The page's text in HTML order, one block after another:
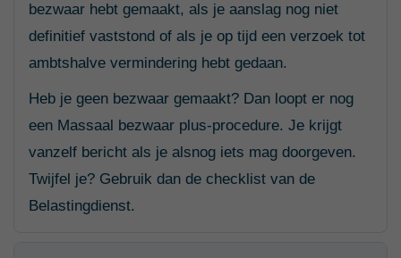
bezwaar hebt gemaakt, als je aanslag nog niet
definitief vaststond of als je op tijd een verzoek tot
ambtshalve vermindering hebt gedaan.
Heb je geen bezwaar gemaakt? Dan loopt er nog
een Massaal bezwaar plus-procedure. Je krijgt
vanzelf bericht als je alsnog iets mag doorgeven.
Twijfel je? Gebruik dan de checklist van de
Belastingdienst.